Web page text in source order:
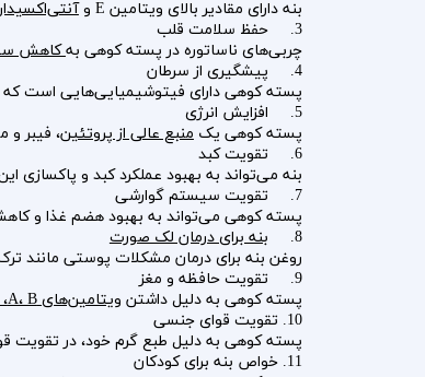
بنه دارای مقادیر بالای ویتامین E و
3. حفظ سلامت قلب
چربی‌های ناساتوره در پسته کوهی بهکاهش
4. پیشگیری از سرطان
پسته کوهی دارای فیتوشیمیایی‌هایی است که
5. افزایش انرژی
پسته کوهی یکمنبع عالی از پروتئین، فیبر
6. تقویت کبد
بنه می‌تواند به بهبود عملکرد کبد و
7. تقویت سیستم گوارشی
پسته کوهی می‌تواند به بهبود هضم غذا و
8.
بنه برای درمان لک صورت
روغن بنه برای درمان مشکلات پوستی
9. تقویت حافظه و مغز
پسته کوهی به دلیل داشتن ویتامین‌های A، B، و C
10. تقویت قوای جنسی
پسته کوهی به دلیل طبع گرم خود، در تقویت
11. خواص بنه برای کودکان